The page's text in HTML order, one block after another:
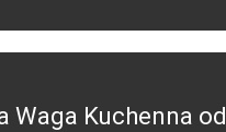
Waga Kuchenna od